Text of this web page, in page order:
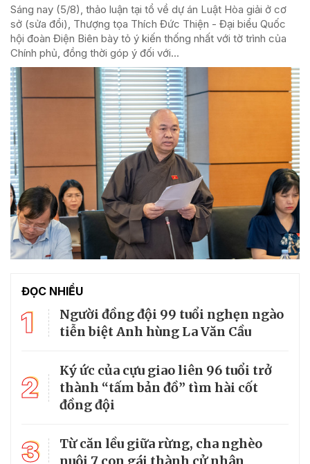
Sáng nay (5/8), thảo luận tại tổ về dự án Luật Hòa giải ở cơ
sở (sửa đổi), Thượng tọa Thích Đức Thiện - Đại biểu Quốc
hội đoàn Điện Biên bày tỏ ý kiến thống nhất với tờ trình của
Chính phủ, đồng thời góp ý đối với...
ĐỌC NHIỀU
1
Người đồng đội 99 tuổi nghẹn ngào
tiễn biệt Anh hùng La Văn Cầu
2
Ký ức của cựu giao liên 96 tuổi trở
thành “tấm bản đồ” tìm hài cốt
đồng đội
3
Từ căn lều giữa rừng, cha nghèo